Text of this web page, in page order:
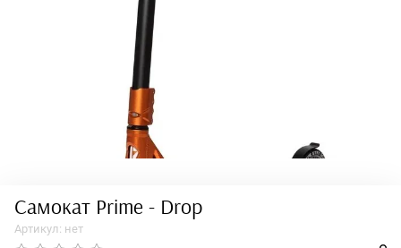
Самокат Prime - Drop
Артикул: нет